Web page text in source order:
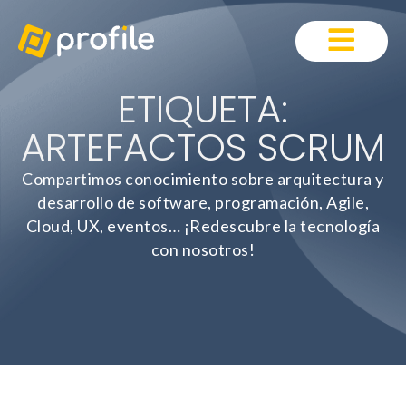
ETIQUETA:
ARTEFACTOS SCRUM
Compartimos conocimiento sobre arquitectura y
desarrollo de software, programación, Agile,
Cloud, UX, eventos… ¡Redescubre la tecnología
con nosotros!